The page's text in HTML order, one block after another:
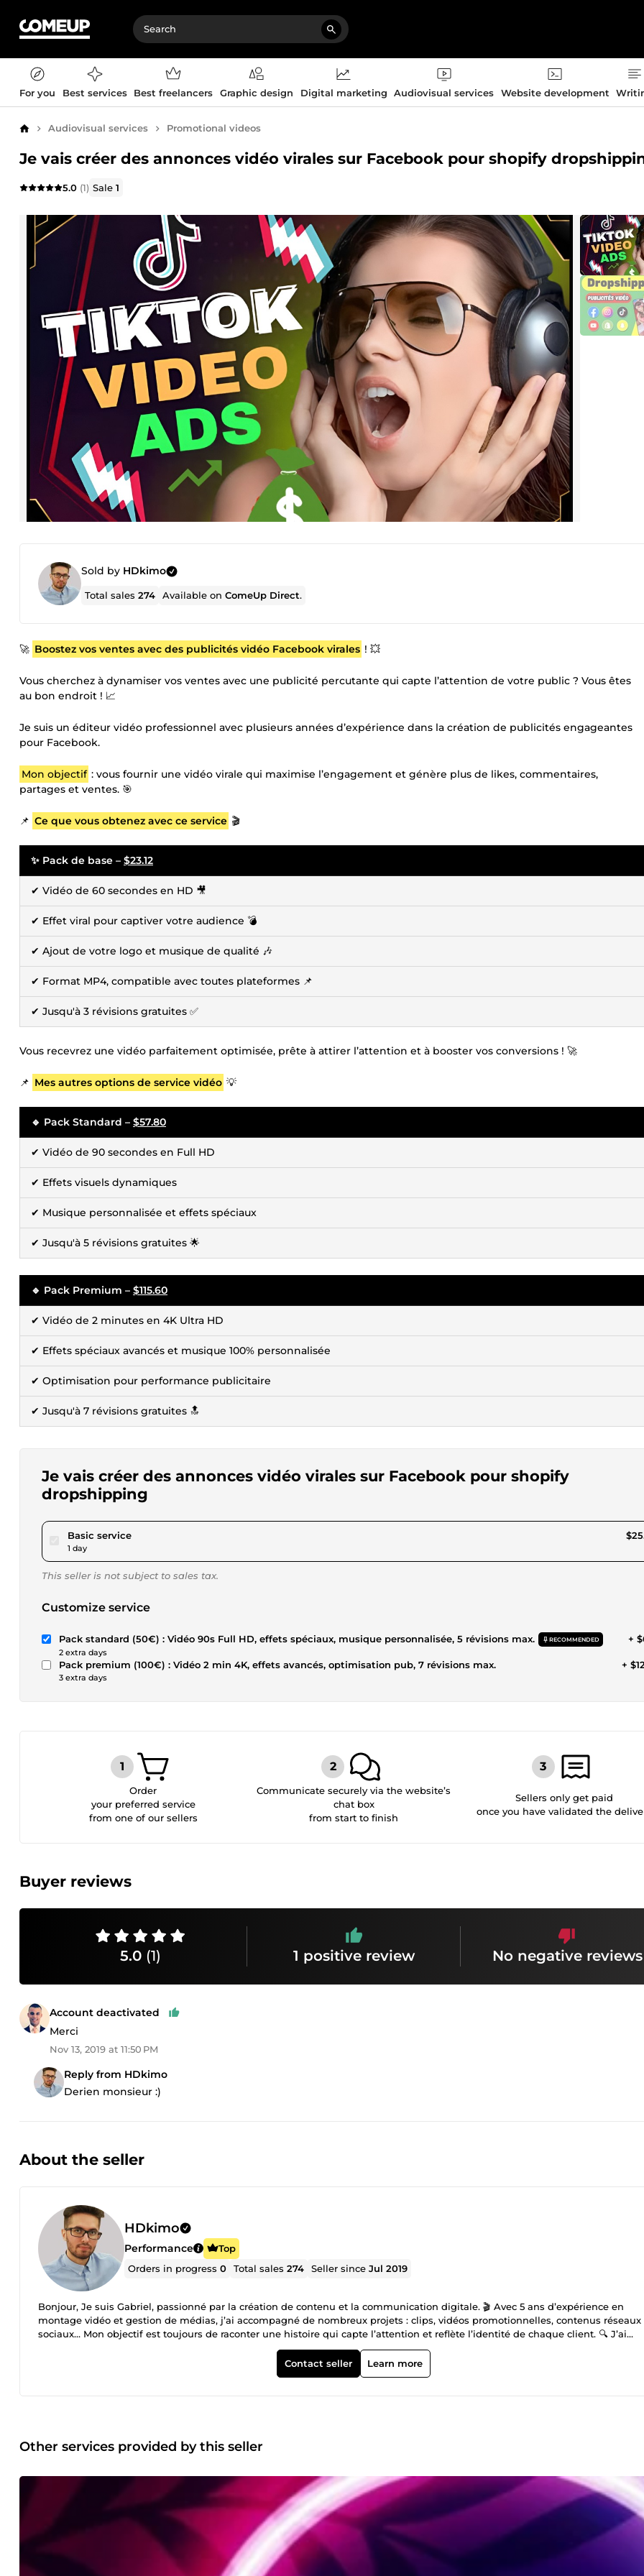
For you Best services Best freelancers Graphic design Digital marketing Audiovisual services Website development
Home Audiovisual services Promotional videos
Je vais créer des annonces vidéo virales sur Facebook pour shopify
5.0 (1) Sale1
Sold by HDkimo
Total sales274 Available onComeUp Direct.
🚀 Boostez vos ventes avec des publicités vidéo Facebook virales ! 💥
Vous cherchez à dynamiser vos ventes avec une publicité percutante qui capte l’attention de votre public ? Vous êtes
au bon endroit ! 📈
Je suis un éditeur vidéo professionnel avec plusieurs années d’expérience dans la création de publicités engageantes
pour Facebook.
Mon objectif : vous fournir une vidéo virale qui maximise l’engagement et génère plus de likes, commentaires,
partages et ventes. 🎯
📌 Ce que vous obtenez avec ce service 🎬
✨ Pack de base – $23.12
✔ Vidéo de 60 secondes en HD 🎥
✔ Effet viral pour captiver votre audience 💣
✔ Ajout de votre logo et musique de qualité 🎶
✔ Format MP4, compatible avec toutes plateformes 📌
✔ Jusqu'à 3 révisions gratuites ✅
Vous recevrez une vidéo parfaitement optimisée, prête à attirer l’attention et à booster vos conversions ! 🚀
📌 Mes autres options de service vidéo 💡
🔹 Pack Standard – $57.80
✔ Vidéo de 90 secondes en Full HD
✔ Effets visuels dynamiques
✔ Musique personnalisée et effets spéciaux
✔ Jusqu'à 5 révisions gratuites 🌟
🔹 Pack Premium – $115.60
✔ Vidéo de 2 minutes en 4K Ultra HD
✔ Effets spéciaux avancés et musique 100% personnalisée
✔ Optimisation pour performance publicitaire
✔ Jusqu'à 7 révisions gratuites 🔝
Je vais créer des annonces vidéo virales sur Facebook pour shopify
dropshipping
Basic servicepour $23.12
1 day
This seller is not subject to sales tax.
Customize service
Pack standard (50€) : Vidéo 90s Full HD, effets spéciaux, musique personnalisée, 5 révisions max. RECOMMENDED
2 extra days
+
Pack premium (100€) : Vidéo 2 min 4K, effets avancés, optimisation pub, 7 révisions max.
3 extra days
+
Order
your preferred service
from one of our sellers
Communicate securely via the website’s
chat box
from start to finish
Sellers only get paid
once you have validated the
Buyer reviews
5.0 (1) 1 positive review No negative reviews
Account deactivated
Merci
Nov 13, 2019 at 11:50 PM
Reply from HDkimo
Derien monsieur :)
About the seller
HDkimo
Performance
Top
Orders in progress0 Total sales274 Seller sinceJul 2019
Bonjour, Je suis Gabriel, passionné par la création de contenu et la communication digitale. 🎬 Avec 5 ans d’expérience en
montage vidéo et gestion de médias, j’ai accompagné de nombreux projets : clips, vidéos promotionnelles, contenus réseaux
sociaux… Mon objectif est toujours de raconter une histoire qui capte l’attention et reflète l’identité de chaque client. 🔍 J’ai
également 3 ans d’expertise en SEO , ce qui me permet d’optimiser vos contenus pour gagner en visibilité, attirer plus de
améliorer votre positionnement en ligne. Chaque projet est unique, et je prends le temps de comprendre vos besoins pour
proposer des solutions sur mesure, efficaces et créatives. N’hésitez pas à me contacter pour donner vie à vos idées !
Contact seller Learn more
Other services provided by this seller